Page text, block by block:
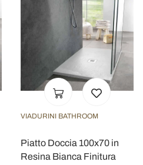
VIADURINI BATHROOM
Piatto Doccia 100x70 in
Resina Bianca Finitura